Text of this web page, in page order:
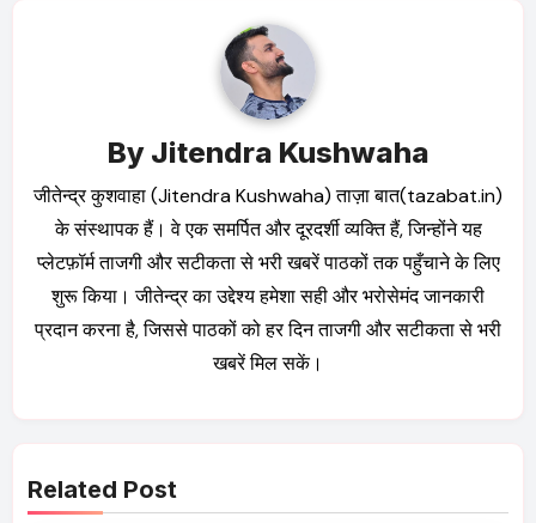
By Jitendra Kushwaha
जीतेन्द्र कुशवाहा (Jitendra Kushwaha) ताज़ा बात(tazabat.in)
के संस्थापक हैं। वे एक समर्पित और दूरदर्शी व्यक्ति हैं, जिन्होंने यह
प्लेटफ़ॉर्म ताजगी और सटीकता से भरी खबरें पाठकों तक पहुँचाने के लिए
शुरू किया। जीतेन्द्र का उद्देश्य हमेशा सही और भरोसेमंद जानकारी
प्रदान करना है, जिससे पाठकों को हर दिन ताजगी और सटीकता से भरी
खबरें मिल सकें।
Related Post